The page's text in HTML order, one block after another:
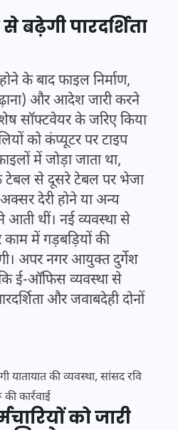
से बढ़ेगी पारदर्शिता
के बाद फाइल निर्माण,
और आदेश जारी करने
सॉफ्टवेयर के जरिए किया
को कंप्यूटर पर टाइप
में जोड़ा जाता था,
टेबल से दूसरे टेबल पर भेजा
अक्सर देरी होने या अन्य
आती थीं। नई व्यवस्था से
में गड़बड़ियों की
अपर नगर आयुक्त दुर्गेश
कि ई-ऑफिस व्यवस्था से
और जवाबदेही दोनों
की व्यवस्था, सांसद रवि
कार्रवाई
को जारी